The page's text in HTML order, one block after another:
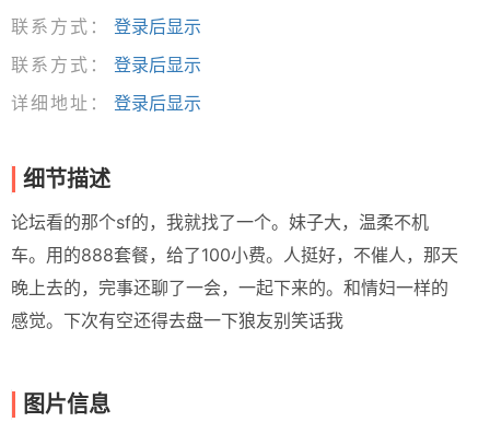
联系方式：
登录后显示
联系方式：
登录后显示
详细地址：
登录后显示
细节描述
论坛看的那个sf的，我就找了一个。妹子大，温柔不机
车。用的888套餐，给了100小费。人挺好，不催人，那天
晚上去的，完事还聊了一会，一起下来的。和情妇一样的
感觉。下次有空还得去盘一下狼友别笑话我
图片信息